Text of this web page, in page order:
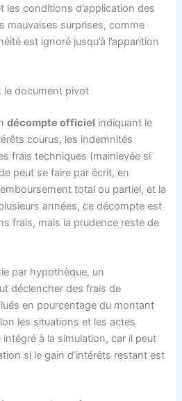
les conditions d’application des
mauvaises surprises, comme
est ignoré jusqu’à l’apparition
le document pivot
décompte officiel indiquant le
courus, les indemnités
frais techniques (mainlevée si
peut se faire par écrit, en
total ou partiel, et la
années, ce décompte est
frais, mais la prudence reste de
par hypothèque, un
déclencher des frais de
en pourcentage du montant
les situations et les actes
à la simulation, car il peut
si le gain d’intérêts restant est